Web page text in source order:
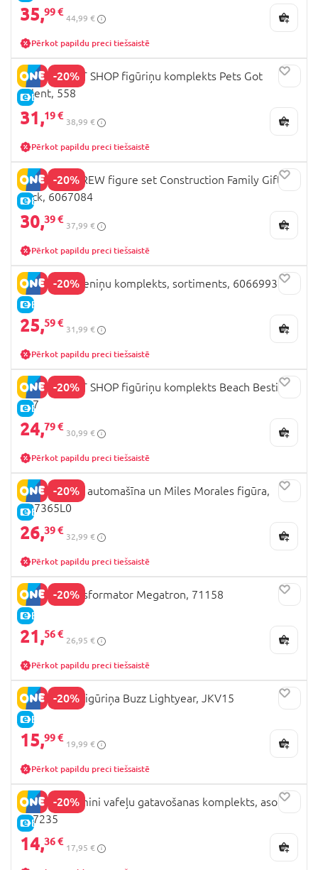
35,99 €
44,99 €
Pērkot papildu preci tiešsaistē
-20%
E-CENA
LITTLEST PET SHOP figūriņu komplekts Pets Got
Talent, 558
31,19 €
38,99 €
Pērkot papildu preci tiešsaistē
-20%
E-CENA
RUBBLE & CREW figure set Construction Family Gift
Pack, 6067084
30,39 €
37,99 €
Pērkot papildu preci tiešsaistē
-20%
E-CENA
BAKUGAN treniņu komplekts, sortiments, 6066993
25,59 €
31,99 €
Pērkot papildu preci tiešsaistē
-20%
E-CENA
LITTLEST PET SHOP figūriņu komplekts Beach Besties,
517
24,79 €
30,99 €
Pērkot papildu preci tiešsaistē
-20%
E-CENA
SPIDER-MAN automašīna un Miles Morales figūra,
G07365L0
26,39 €
32,99 €
Pērkot papildu preci tiešsaistē
-20%
E-CENA
Blokees transformator Megatron, 71158
21,56 €
26,95 €
Pērkot papildu preci tiešsaistē
-20%
E-CENA
TOY STORY figūriņa Buzz Lightyear, JKV15
15,99 €
19,99 €
Pērkot papildu preci tiešsaistē
-20%
E-CENA
MINIVERSE mini vafeļu gatavošanas komplekts, asort.,
547235
14,36 €
17,95 €